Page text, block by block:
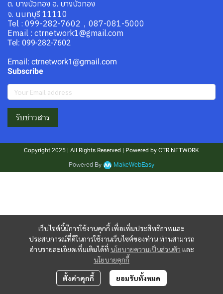
เว็บไซต์นี้มีการใช้งานคุกกี้ เพื่อเพิ่มประสิทธิภาพและ
ประสบการณ์ที่ดีในการใช้งานเว็บไซต์ของท่าน ท่านสามารถ
อ่านรายละเอียดเพิ่มเติมได้ที่ นโยบายความเป็นส่วนตัว และ
นโยบายคุกกี้
ตั้งค่าคุกกี้ ยอมรับทั้งหมด
ต. บางบัวทอง อ. บางบัวทอง
จ. นนทบุรี 11110
Tel : 099-282-7602，087-081-5000
Email : ctrnetwork1@gmail.com
Tel: 099-282-7602
Email: ctrnetwork1@gmail.com
Subscribe
รับข่าวสาร
Copyright 2025 | All Rights Reserved | Powered by CTR NETWORK
Powered By MakeWebEasy